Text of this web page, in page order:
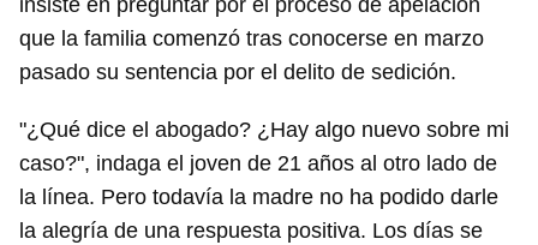
insiste en preguntar por el proceso de apelación
que la familia comenzó tras conocerse en marzo
pasado su sentencia por el delito de sedición.
"¿Qué dice el abogado? ¿Hay algo nuevo sobre mi
caso?", indaga el joven de 21 años al otro lado de
la línea. Pero todavía la madre no ha podido darle
la alegría de una respuesta positiva. Los días se